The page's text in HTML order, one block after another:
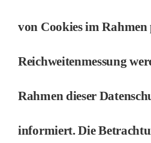
von Cookies im Rahmen
Reichweitenmessung
Rahmen dieser
informiert. Die